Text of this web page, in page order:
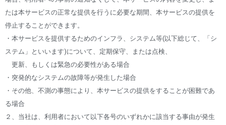
たは本サービスの正常な提供を行うに必要な期間、本サービスの提供を
停止することができます。
・本サービスを提供するためのインフラ、システム等(以下総じて、「シ
ステム」といいます)について、定期保守、または点検、
更新、もしくは緊急の必要性がある場合
・突発的なシステムの故障等が発生した場合
・その他、不測の事態により、本サービスの提供をすることが困難であ
る場合
２、当社は、利用者において以下各号のいずれかに該当する事由が発生